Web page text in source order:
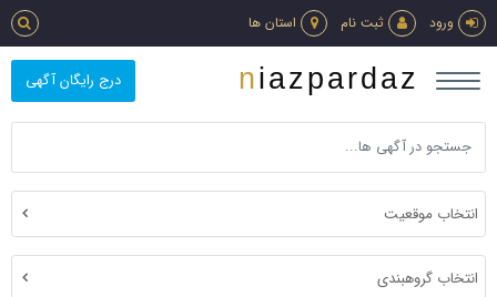
ورود ثبت نام استان ها
درج رایگان آگهی niazpardaz
انتخاب موقعیت
انتخاب گروهبندی